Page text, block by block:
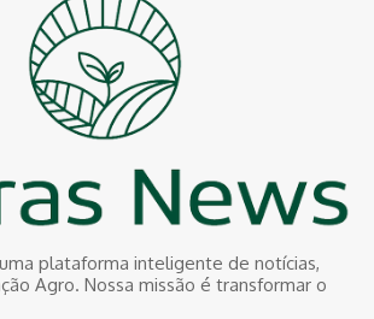
plataforma inteligente de notícias,
Agro. Nossa missão é transformar o